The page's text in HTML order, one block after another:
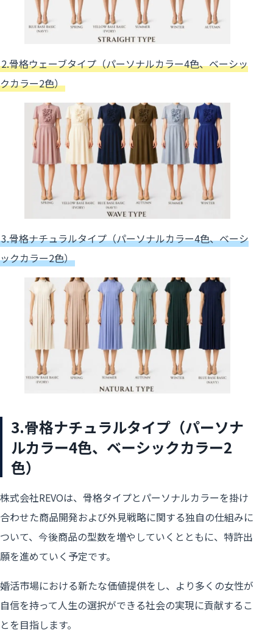
2.骨格ウェーブタイプ（パーソナルカラー4色、ベーシッ
クカラー2色）
3.骨格ナチュラルタイプ（パーソナルカラー4色、ベーシ
ックカラー2色）
3.骨格ナチュラルタイプ（パーソナ
ルカラー4色、ベーシックカラー2
色）
株式会社REVOは、骨格タイプとパーソナルカラーを掛け
合わせた商品開発および外見戦略に関する独自の仕組みに
ついて、今後商品の型数を増やしていくとともに、特許出
願を進めていく予定です。
婚活市場における新たな価値提供をし、より多くの女性が
自信を持って人生の選択ができる社会の実現に貢献するこ
とを目指します。